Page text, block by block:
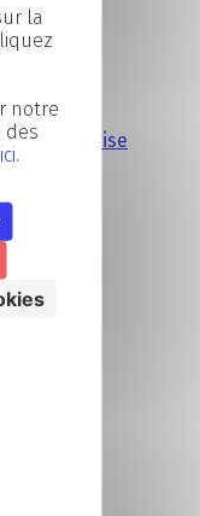
vous
en entreprise
la
notre
des
ici.